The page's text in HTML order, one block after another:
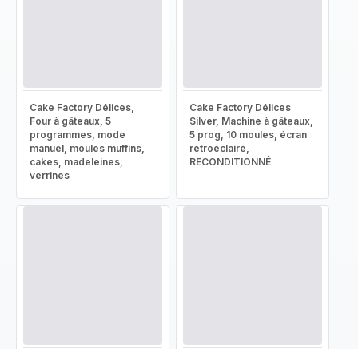
Cake Factory Délices,
Four à gâteaux, 5
programmes, mode
manuel, moules muffins,
cakes, madeleines,
verrines
Cake Factory Délices
Silver, Machine à gâteaux,
5 prog, 10 moules, écran
rétroéclairé,
RECONDITIONNÉ